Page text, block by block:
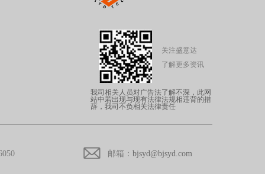
邮箱： bjsyd@bjsyd.com
关注盛意达
了解更多资讯
我司相关人员对广告法了解不深，此网
站中若出现与现有法律法规相违背的措
辞，我司不负相关法律责任